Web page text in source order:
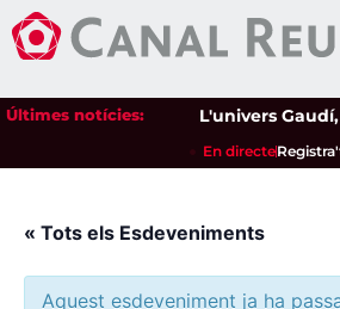
Últimes notícies: L'univers
En directe
« Tots els Esdeveniments
Aquest esdeveniment ja ha